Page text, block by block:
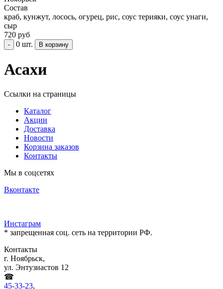
Состав
краб, кунжут, лосось, огурец, рис, соус терияки, соус унаги,
сыр
720 руб
- 0 шт.
Асахи
Ссылки на страницы
Каталог
Акции
Доставка
Новости
Корзина заказов
Контакты
Мы в соцсетях
Вконтакте
Инстаграм
* запрещенная соц. сеть на территории РФ.
Контакты
г. Ноябрьск,
ул. Энтузиастов 12
☎
45-33-23,